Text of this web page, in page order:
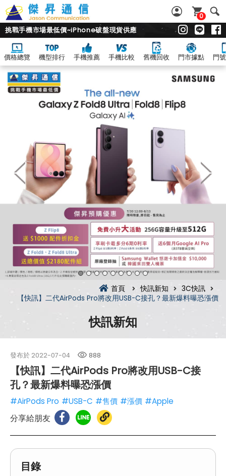
0
挑戰手機市場最低價~iPhone破盤現貨供應
價格總覽 機型排行 手機推薦 手機比較 舊機回收 門市據點 門
首頁 快訊新知
3C快訊
【快訊】二代AirPods Pro將改用USB-C接孔？最新爆料曝恐漲價
快訊新知
發布於 2022-07-04 888
【快訊】二代AirPods Pro將改用USB-C接
孔？最新爆料曝恐漲價
#AirPods Pro #USB-C #售價 #漲價 #Apple
分享給朋友
目錄